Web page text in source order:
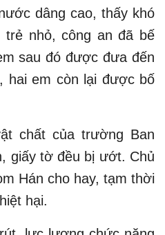
dâng cao, thấy khó
nhỏ, công an đã bế
sau đó được đưa đến
hai em còn lại được bố
chất của trường Ban
giấy tờ đều bị ướt. Chủ
Hán cho hay, tạm thời
hại.